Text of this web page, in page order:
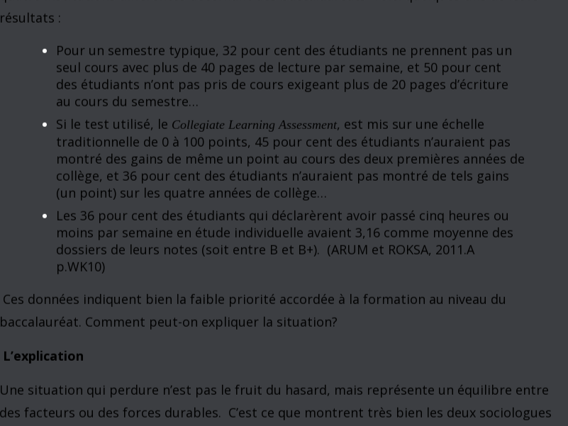
Deux récents blogues sur les universités ont montré comment l’explosion des
connaissances et la recherche de la renommée dans leur discipline pour les professeurs
et du prestige institutionnel pour les administrateurs ont donné la priorité à la recherche
et aux programmes d’études spécialisés au détriment de la masse des étudiants du
premier cycle ou de baccalauréat.
Ce texte poursuit ce thème en se référant à une récente étude sur la qualité de
l’apprentissage au niveau du baccalauréat aux États-Unis. Il comprend deux sections : la
première donne quelques résultats de l’étude et la seconde reprend l’explication de la
situation qu’en font les auteurs.
Les résultats
quatre institutions différentes décernant des baccalauréats. Voici quelques-uns de leurs
Pour un semestre typique, 32 pour cent des étudiants ne prennent pas un
seul cours avec plus de 40 pages de lecture par semaine, et 50 pour cent
des étudiants n’ont pas pris de cours exigeant plus de 20 pages d’écriture
au cours du semestre…